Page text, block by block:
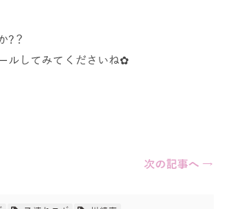
?？
ルしてみてくださいね✿
次の記事へ →